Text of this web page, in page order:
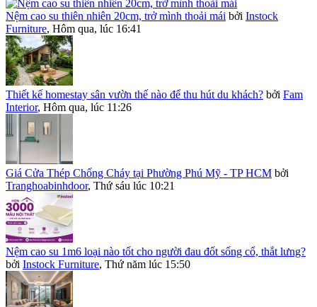
Nệm cao su thiên nhiên 20cm, trở mình thoải mái bởi Instock
Furniture, Hôm qua, lúc 16:41
Thiết kế homestay sân vườn thế nào để thu hút du khách? bởi Fam
Interior, Hôm qua, lúc 11:26
Giá Cửa Thép Chống Cháy tại Phường Phú Mỹ - TP HCM bởi
Tranghoabinhdoor, Thứ sáu lúc 10:21
Nệm cao su 1m6 loại nào tốt cho người đau đốt sống cổ, thắt lưng?
bởi Instock Furniture, Thứ năm lúc 15:50